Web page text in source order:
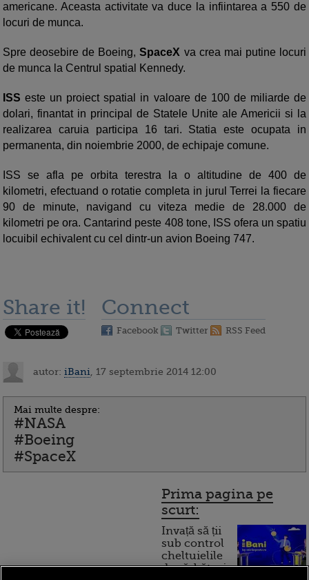
americane. Aceasta activitate va duce la infiintarea a 550 de
locuri de munca.
Spre deosebire de Boeing, SpaceX va crea mai putine locuri
de munca la Centrul spatial Kennedy.
ISS este un proiect spatial in valoare de 100 de miliarde de
dolari, finantat in principal de Statele Unite ale Americii si la
realizarea caruia participa 16 tari. Statia este ocupata in
permanenta, din noiembrie 2000, de echipaje comune.
ISS se afla pe orbita terestra la o altitudine de 400 de
kilometri, efectuand o rotatie completa in jurul Terrei la fiecare
90 de minute, navigand cu viteza medie de 28.000 de
kilometri pe ora. Cantarind peste 408 tone, ISS ofera un spatiu
locuibil echivalent cu cel dintr-un avion Boeing 747.
Share it! Connect
Facebook Twitter RSS Feed
autor: iBani , 17 septembrie 2014 12:00
Mai multe despre:
#NASA
#Boeing
#SpaceX
Prima pagina pe
scurt:
Invață să ții
sub control
cheltuielile
de sărbători.